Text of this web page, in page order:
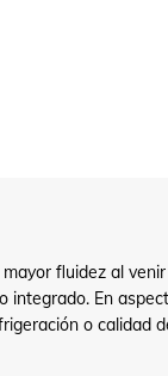
fluidez al
integrado. En
o calidad